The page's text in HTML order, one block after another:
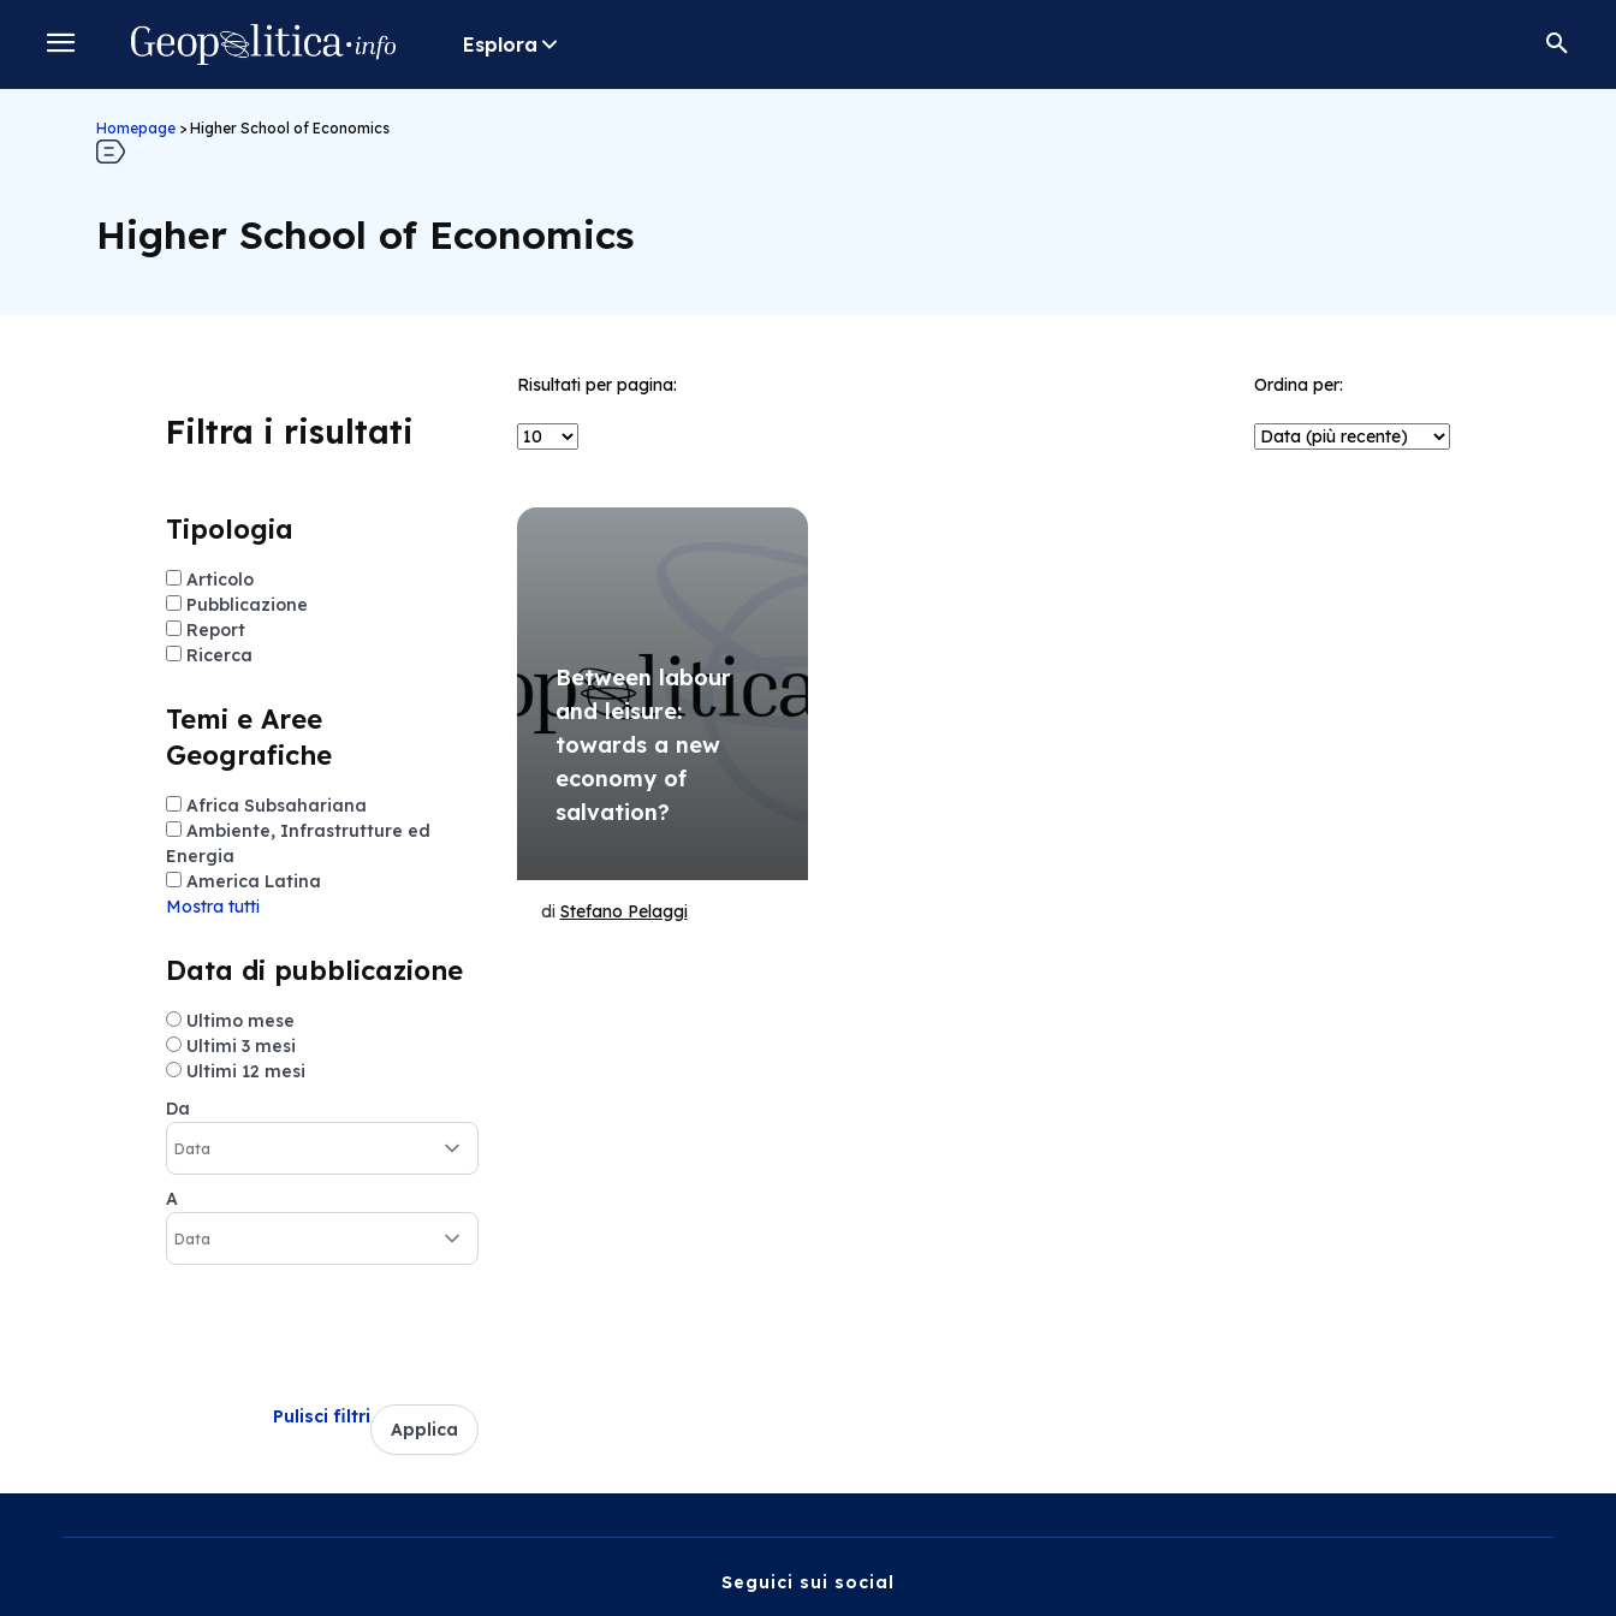
Esplora
Homepage > Higher School of Economics
Higher School of Economics
Filtra i risultati
Tipologia
Articolo
Pubblicazione
Report
Ricerca
Temi e Aree
Geografiche
Africa Subsahariana
Ambiente, Infrastrutture ed
Energia
America Latina
Mostra tutti
Data di pubblicazione
Ultimo mese
Ultimi 3 mesi
Ultimi 12 mesi
Da
A
Pulisci filtri
Applica
Risultati per pagina: Ordina per:
Between labour
and leisure:
towards a new
economy of
salvation?
di Stefano Pelaggi
Seguici sui social